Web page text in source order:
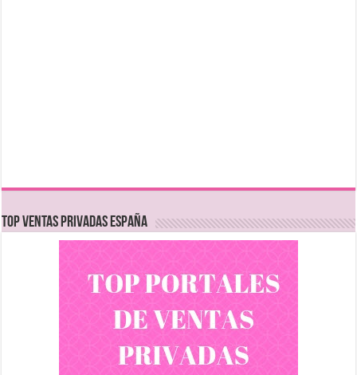
TOP VENTAS PRIVADAS ESPAÑA